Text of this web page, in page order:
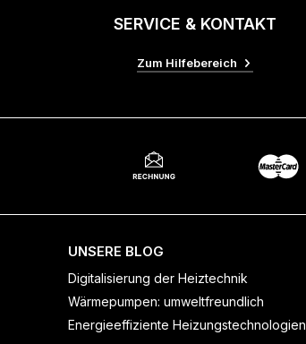
SERVICE & KONTAKT
Zum Hilfebereich
UNSERE BLOG
Digitalisierung der Heiztechnik
Wärmepumpen: umweltfreundlich
Energieeffiziente Heizungstechnologien